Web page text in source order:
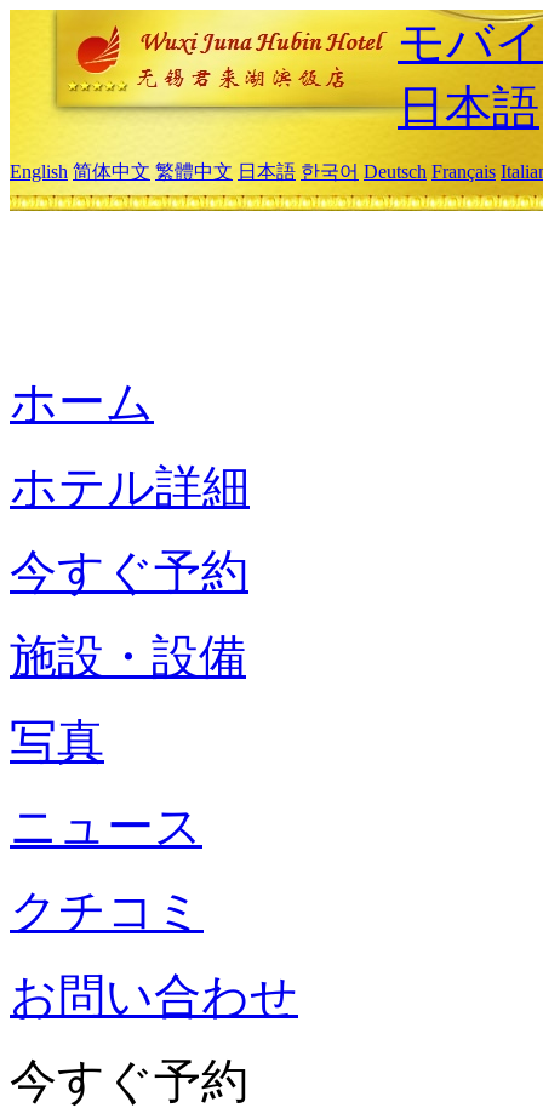
モバ
日本語
English 简体中文 繁體中文 日本語 한국어 Deutsch Français
ホーム
ホテル詳細
今すぐ予約
施設・設備
写真
ニュース
クチコミ
お問い合わせ
今すぐ予約